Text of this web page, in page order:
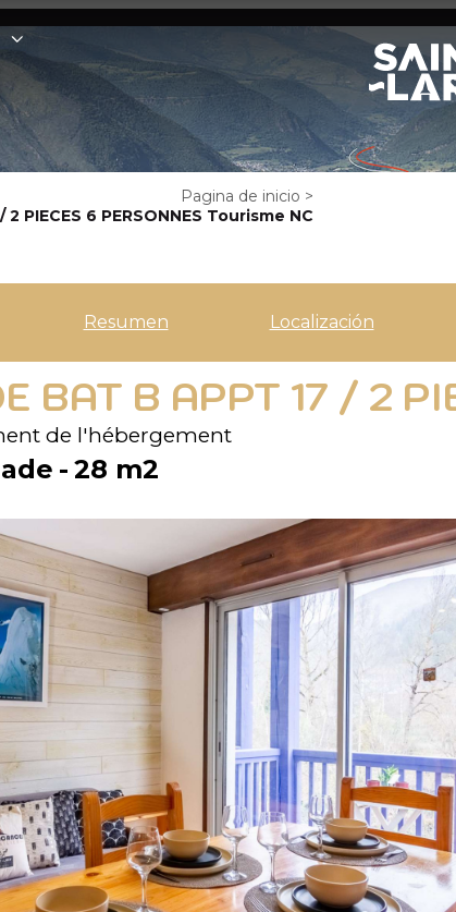
Pagina de inicio >
PIECES 6 PERSONNES Tourisme NC
Resumen Localización
BAT B APPT 17 / 2
de l'hébergement
28 m2